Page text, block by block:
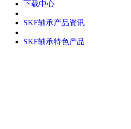
下载中心
SKF轴承产品资讯
SKF轴承特色产品